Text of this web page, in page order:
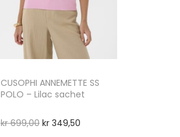
CUSOPHI ANNEMETTE SS
POLO – Lilac sachet
kr699,00 kr349,50